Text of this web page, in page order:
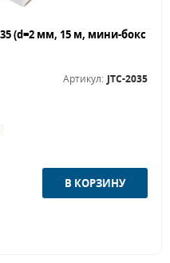
Артикул: JTC-2035